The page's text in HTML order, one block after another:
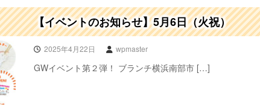
ト
出
展
も
【イベントのお知らせ】5月6日（火祝）
2025年4月22日 wpmaster
GWイベント第２弾！ ブランチ横浜南部市 […]